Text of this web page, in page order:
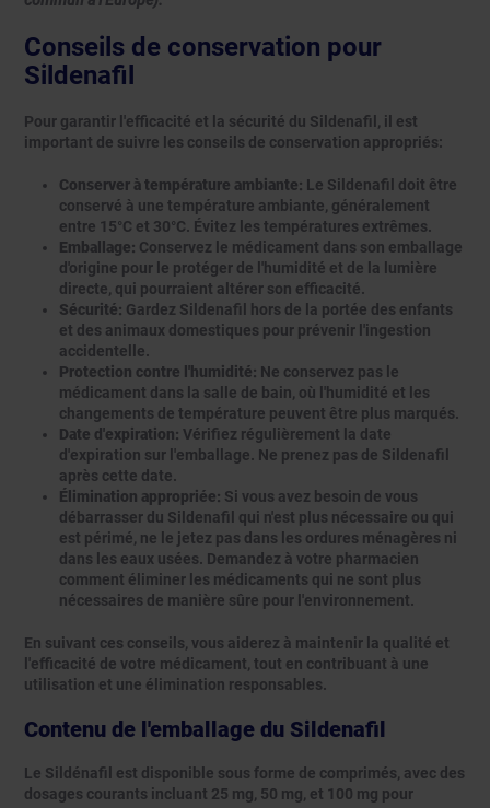
Conseils de conservation pour
Sildenafil
Pour garantir l'efficacité et la sécurité du Sildenafil, il est
important de suivre les conseils de conservation appropriés:
Conserver à température ambiante: Le Sildenafil doit être
conservé à une température ambiante, généralement
entre 15°C et 30°C. Évitez les températures extrêmes.
Emballage: Conservez le médicament dans son emballage
d'origine pour le protéger de l'humidité et de la lumière
directe, qui pourraient altérer son efficacité.
Sécurité: Gardez Sildenafil hors de la portée des enfants
et des animaux domestiques pour prévenir l'ingestion
accidentelle.
Protection contre l'humidité: Ne conservez pas le
médicament dans la salle de bain, où l'humidité et les
changements de température peuvent être plus marqués.
Date d'expiration: Vérifiez régulièrement la date
d'expiration sur l'emballage. Ne prenez pas de Sildenafil
après cette date.
Élimination appropriée: Si vous avez besoin de vous
débarrasser du Sildenafil qui n'est plus nécessaire ou qui
est périmé, ne le jetez pas dans les ordures ménagères ni
dans les eaux usées. Demandez à votre pharmacien
comment éliminer les médicaments qui ne sont plus
nécessaires de manière sûre pour l'environnement.
En suivant ces conseils, vous aiderez à maintenir la qualité et
l'efficacité de votre médicament, tout en contribuant à une
utilisation et une élimination responsables.
Contenu de l'emballage du Sildenafil
Le Sildénafil est disponible sous forme de comprimés, avec des
dosages courants incluant 25 mg, 50 mg, et 100 mg pour